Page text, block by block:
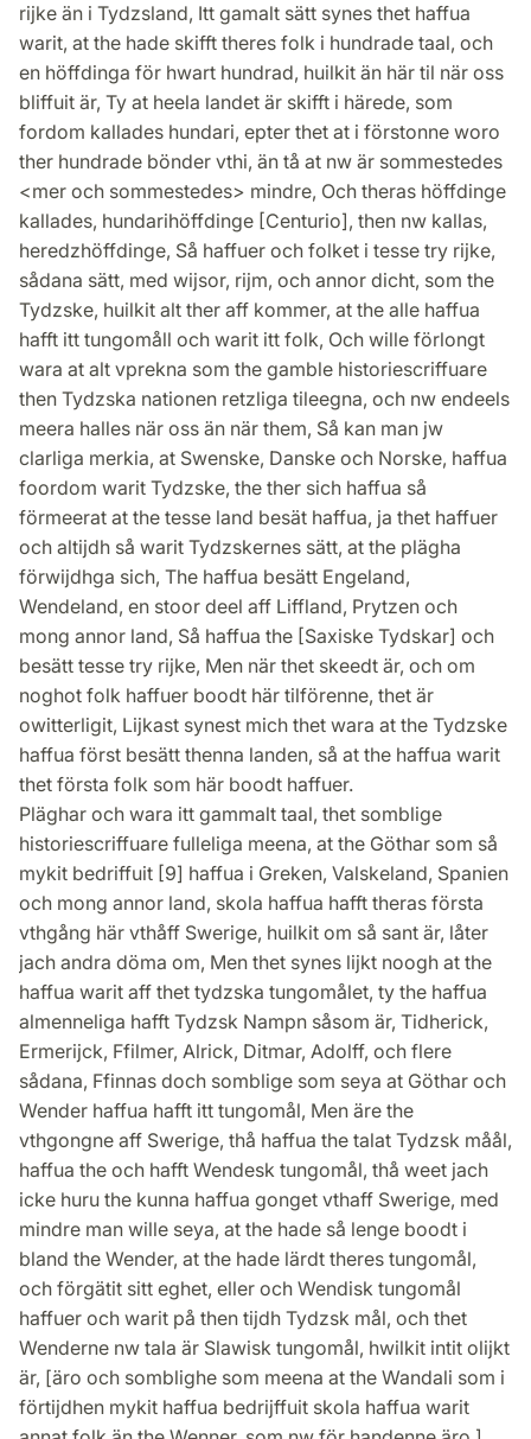
rijke än i Tydzsland, Itt gamalt sätt synes thet haffua
warit, at the hade skifft theres folk i hundrade taal, och
en höffdinga för hwart hundrad, huilkit än här til när oss
bliffuit är, Ty at heela landet är skifft i härede, som
fordom kallades hundari, epter thet at i förstonne woro
ther hundrade bönder vthi, än tå at nw är sommestedes
<mer och sommestedes> mindre, Och theras höffdinge
kallades, hundarihöffdinge [Centurio], then nw kallas,
heredzhöffdinge, Så haffuer och folket i tesse try rijke,
sådana sätt, med wijsor, rijm, och annor dicht, som the
Tydzske, huilkit alt ther aff kommer, at the alle haffua
hafft itt tungomåll och warit itt folk, Och wille förlongt
wara at alt vprekna som the gamble historiescriffuare
then Tydzska nationen retzliga tileegna, och nw endeels
meera halles när oss än när them, Så kan man jw
clarliga merkia, at Swenske, Danske och Norske, haffua
foordom warit Tydzske, the ther sich haffua så
förmeerat at the tesse land besät haffua, ja thet haffuer
och altijdh så warit Tydzskernes sätt, at the plägha
förwijdhga sich, The haffua besätt Engeland,
Wendeland, en stoor deel aff Liffland, Prytzen och
mong annor land, Så haffua the [Saxiske Tydskar] och
besätt tesse try rijke, Men när thet skeedt är, och om
noghot folk haffuer boodt här tilförenne, thet är
owitterligit, Lijkast synest mich thet wara at the Tydzske
haffua först besätt thenna landen, så at the haffua warit
thet första folk som här boodt haffuer.
Pläghar och wara itt gammalt taal, thet somblige
historiescriffuare fulleliga meena, at the Göthar som så
mykit bedriffuit [9] haffua i Greken, Valskeland, Spanien
och mong annor land, skola haffua hafft theras första
vthgång här vthåff Swerige, huilkit om så sant är, låter
jach andra döma om, Men thet synes lijkt noogh at the
haffua warit aff thet tydzska tungomålet, ty the haffua
almenneliga hafft Tydzsk Nampn såsom är, Tidherick,
Ermerijck, Ffilmer, Alrick, Ditmar, Adolff, och flere
sådana, Ffinnas doch somblige som seya at Göthar och
Wender haffua hafft itt tungomål, Men äre the
vthgongne aff Swerige, thå haffua the talat Tydzsk måål,
haffua the och hafft Wendesk tungomål, thå weet jach
icke huru the kunna haffua gonget vthaff Swerige, med
mindre man wille seya, at the hade så lenge boodt i
bland the Wender, at the hade lärdt theres tungomål,
och förgätit sitt eghet, eller och Wendisk tungomål
haffuer och warit på then tijdh Tydzsk mål, och thet
Wenderne nw tala är Slawisk tungomål, hwilkit intit olijkt
är, [äro och somblighe som meena at the Wandali som i
förtijdhen mykit haffua bedrijffuit skola haffua warit